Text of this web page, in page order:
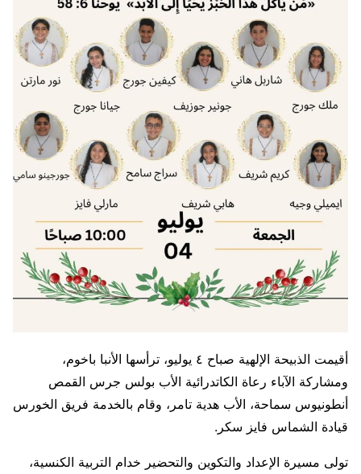
أقيمت الذبيحة الإلهية صباح ٤ يوليو، ترأسها الأنبا باخوم،
ومشاركة الآباء رعاة الكاتدرائية الأب بولس جرس القمص
أنطونيوس سماحة، الأب هدية تامر، وقام بالخدمة فريق الخورس
قيادة الشماس فايز سكر.
تولى مسيرة الإعداد والتكوين والتحضير خدام التربية الكنسية،